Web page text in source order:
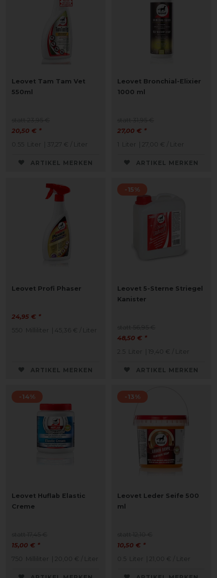
Leovet Tam Tam Vet
550ml
20,50 € *
0.55 Liter | 37,27 € / Liter
ARTIKEL MERKEN
Leovet Bronchial-Elixier
1000 ml
27,00 € *
1 Liter | 27,00 € / Liter
ARTIKEL MERKEN
Leovet Profi Phaser
24,95 € *
550 Milliliter | 45,36 € / Liter
ARTIKEL MERKEN
-15%
Leovet 5-Sterne Striegel
Kanister
48,50 € *
2.5 Liter | 19,40 € / Liter
ARTIKEL MERKEN
-14%
Leovet Huflab Elastic
Creme
15,00 € *
750 Milliliter | 20,00 € / Liter
-13%
Leovet Leder Seife 500
ml
10,50 € *
0.5 Liter | 21,00 € / Liter